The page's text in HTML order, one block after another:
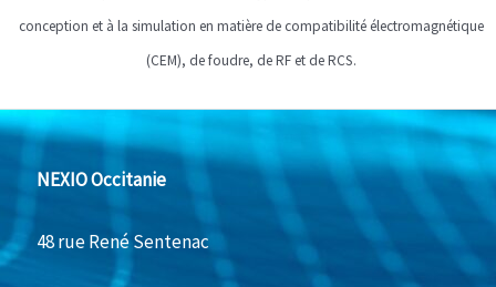
conception et à la simulation en matière de compatibilité électromagnétique
(CEM), de foudre, de RF et de RCS.
NEXIO Occitanie
48 rue René Sentenac